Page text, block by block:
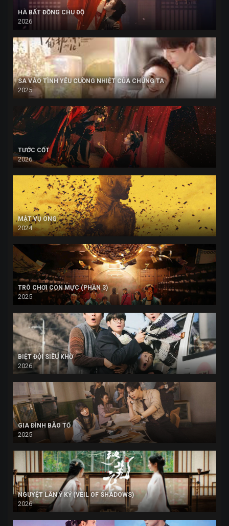
HÀ BẤT ĐỒNG CHU ĐỘ
2026
SA VÀO TÌNH YÊU CUỒNG NHIỆT CỦA CHÚNG TA
2025
TƯỚC CỐT
2026
MẬT VỤ ONG
2024
TRÒ CHƠI CON MỰC (PHẦN 3)
2025
BIỆT ĐỘI SIÊU KHỜ
2026
GIA ĐÌNH BÃO TỐ
2025
NGUYỆT LÂN Ỷ KỶ (VEIL OF SHADOWS)
2026